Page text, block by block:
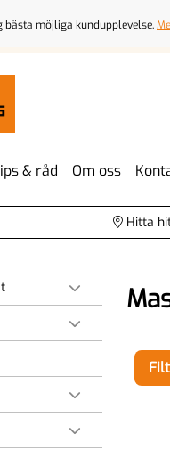
möjliga kundupplevelse.
& råd Om oss
Hitta